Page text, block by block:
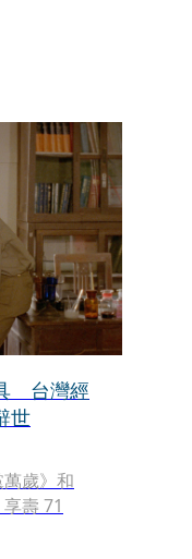
台灣經
世
歲》和
壽 71